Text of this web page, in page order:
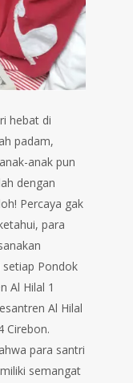
hebat di
padam,
anak pun
dengan
Percaya gak
para
Pondok
Al Hilal 1
Al Hilal
Cirebon.
para santri
semangat